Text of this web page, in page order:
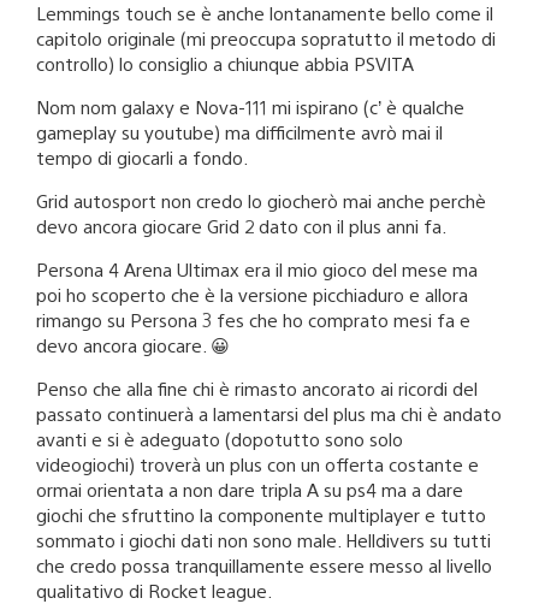
Lemmings touch se è anche lontanamente bello come il
capitolo originale (mi preoccupa sopratutto il metodo di
controllo) lo consiglio a chiunque abbia PSVITA
Nom nom galaxy e Nova-111 mi ispirano (c’ è qualche
gameplay su youtube) ma difficilmente avrò mai il
tempo di giocarli a fondo.
Grid autosport non credo lo giocherò mai anche perchè
devo ancora giocare Grid 2 dato con il plus anni fa.
Persona 4 Arena Ultimax era il mio gioco del mese ma
poi ho scoperto che è la versione picchiaduro e allora
rimango su Persona 3 fes che ho comprato mesi fa e
devo ancora giocare. 😀
Penso che alla fine chi è rimasto ancorato ai ricordi del
passato continuerà a lamentarsi del plus ma chi è andato
avanti e si è adeguato (dopotutto sono solo
videogiochi) troverà un plus con un offerta costante e
ormai orientata a non dare tripla A su ps4 ma a dare
giochi che sfruttino la componente multiplayer e tutto
sommato i giochi dati non sono male. Helldivers su tutti
che credo possa tranquillamente essere messo al livello
qualitativo di Rocket league.